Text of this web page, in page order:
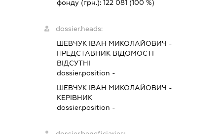
фонду (грн.): 122 081 (100 %)
dossier.heads:
ШЕВЧУК ІВАН МИКОЛАЙОВИЧ -
ПРЕДСТАВНИК ВІДОМОСТІ
ВІДСУТНІ
dossier.position -
ШЕВЧУК ІВАН МИКОЛАЙОВИЧ -
КЕРІВНИК
dossier.position -